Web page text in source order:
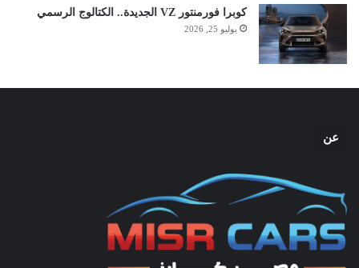
كوبرا فورمنتور VZ الجديدة.. الكتالوج الرسمي
يوليو 25, 2026
عن